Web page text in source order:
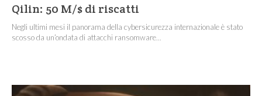
Qilin: 50 M/$ di riscatti
Negli ultimi mesi il panorama della cybersicurezza internazionale è stato
scosso da un’ondata di attacchi ransomware...